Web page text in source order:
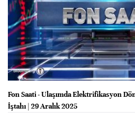
Fon Saati - Ulaşımda Elektrifikasyon
İştahı | 29 Aralık 2025